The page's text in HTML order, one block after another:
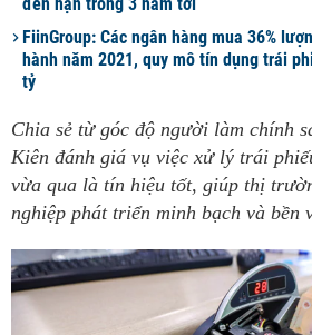
FiinGroup: Các ngân hàng mua 36%
hành năm 2021, quy mô tín dụng trái
tỷ
Chia sẻ từ góc độ người làm chính
Kiên đánh giá vụ việc xử lý trái
vừa qua là tín hiệu tốt, giúp thị
nghiệp phát triển minh bạch và bền